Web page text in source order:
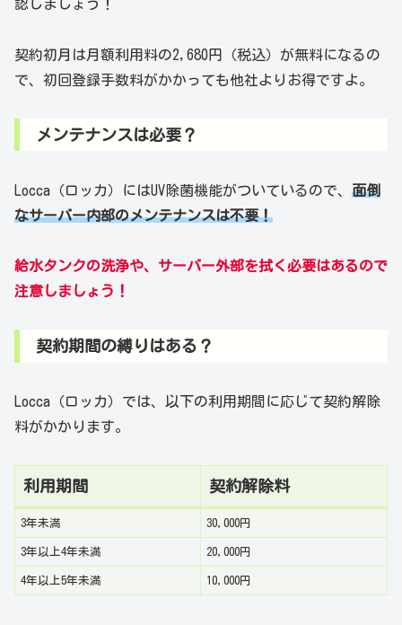
認しましょう！
契約初月は月額利用料の2,680円（税込）が無料になるの
で、初回登録手数料がかかっても他社よりお得ですよ。
メンテナンスは必要？
Locca（ロッカ）にはUV除菌機能がついているので、 面倒
なサーバー内部のメンテナンスは不要！
給水タンクの洗浄や、サーバー外部を拭く必要はあるので
注意しましょう！
契約期間の縛りはある？
Locca（ロッカ）では、以下の利用期間に応じて契約解除
料がかかります。
利用期間 契約解除料
3年未満 30,000円
3年以上4年未満 20,000円
4年以上5年未満 10,000円